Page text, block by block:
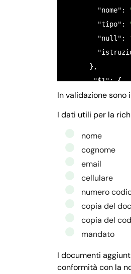
        "nome":
        "tipo":
        "null":
      },
       "$1": {
       },
       "$2": {
       },
In validazione
I dati utili per la
nome
cognome
email
cellulare
numero
copia del
copia del
mandato
I documenti
conformità con la